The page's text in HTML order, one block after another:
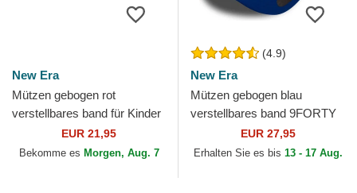
New Era
Mützen gebogen rot
verstellbares band für Kinder
9FORTY The League der
San Francisco 49ers NFL...
EUR 21,95
Bekomme es Morgen, Aug. 7
(4.9)
New Era
Mützen gebogen blau
verstellbares band 9FORTY
The League der New York
Giants NFL von New Era
EUR 27,95
Erhalten Sie es bis 13 - 17 Aug.